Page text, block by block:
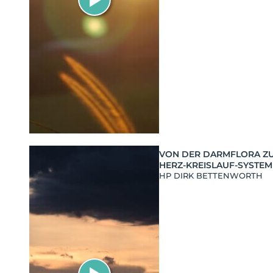
VON DER DARMFLORA
HERZ-KREISLAUF-SYSTEM
HP DIRK BETTENWORTH